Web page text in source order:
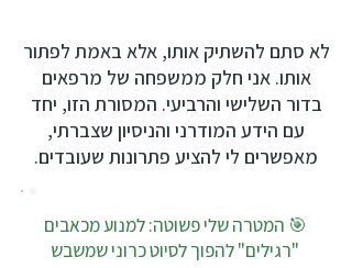
לא סתם להשתיק אותו, אלא באמת לפתור
אותו. אני חלק ממשפחה של מרפאים
בדור השלישי והרביעי. המסורת הזו, יחד
עם הידע המודרני והניסיון שצברתי,
מאפשרים לי להציע פתרונות שעובדים.
🎯 המטרה שלי פשוטה: למנוע מכאבים
"רגילים" להפוך לסיוט כרוני שמשבש